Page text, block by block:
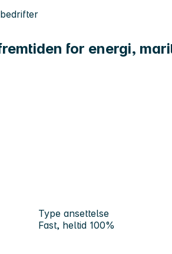
for energi,
Type ansettelse
Fast, heltid 100%